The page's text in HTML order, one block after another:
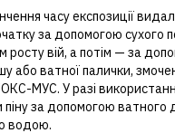
часу експозиції
за допомогою сухого
росту вій, а потім — за
або ватної палички,
МУС. У разі
за допомогою ватного
водою.